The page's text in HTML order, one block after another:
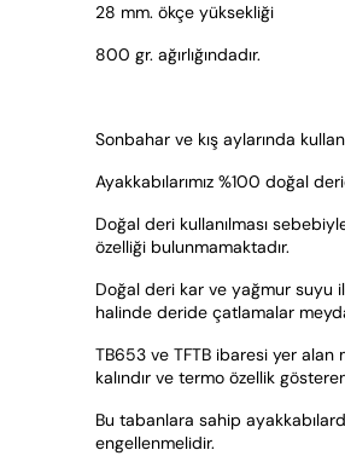
28 mm. ökçe yüksekliği
800 gr. ağırlığındadır.
Sonbahar ve kış aylarında
Ayakkabılarımız %100 doğal
Doğal deri kullanılması
özelliği bulunmamaktadır.
Doğal deri kar ve yağmur suyu
halinde deride çatlamalar
TB653 ve TFTB ibaresi yer alan
kalındır ve termo özellik
Bu tabanlara sahip
engellenmelidir.